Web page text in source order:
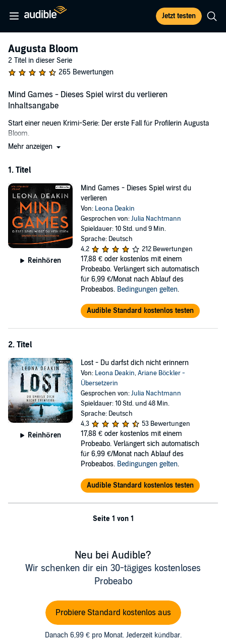
Jetzt testen
Augusta Bloom
2 Titel in dieser Serie
265 Bewertungen
Mind Games - Dieses Spiel wirst du verlieren
Inhaltsangabe
Start einer neuen Krimi-Serie: Der erste Fall für Profilerin Augusta
Bloom.
London: Vier Menschen erhalten anonym eine Geburtstagskarte mit
spielen?" Danach verschwinden sie spurlos. Da die Polizei die
Verschwundenen die Psychologin und Privatdetektivin Dr. Augusta
Bloom. Blooms Recherchen decken eine Gemeinsamkeit auf, die
alle betrifft - und die sie alle zu gefährlichen Menschen macht.
Offensichtlich nutzt der Täter das Gewaltpotential seiner Opfer. Und
versucht, auch Augusta Bloom in sein tödliches Spiel
miteinzubeziehen...
©2020 Goldmann Verlag (P)2020 der Hörverlag
Mehr anzeigen
1. Titel
Reinhören
Mind Games - Dieses Spiel wirst du
verlieren
Von: Leona Deakin
Gesprochen von:Julia Nachtmann
Spieldauer: 10 Std. und 9 Min.
Sprache: Deutsch
4,2
212 Bewertungen
17,88 € oder kostenlos mit einem
Probeabo. Verlängert sich automatisch
für 6,99 €/Monat nach Ablauf des
Probeabos. Bedingungen gelten.
Audible Standard kostenlos testen
2. Titel
Reinhören
Lost - Du darfst dich nicht erinnern
Von: Leona Deakin,Ariane Böckler -
Übersetzerin
Gesprochen von:Julia Nachtmann
Spieldauer: 10 Std. und 48 Min.
Sprache: Deutsch
4,3
53 Bewertungen
17,88 € oder kostenlos mit einem
Probeabo. Verlängert sich automatisch
für 6,99 €/Monat nach Ablauf des
Probeabos. Bedingungen gelten.
Audible Standard kostenlos testen
Seite 1 von 1
Neu bei Audible?
Wir schenken dir ein 30-tägiges kostenloses
Probeabo
Probiere Standard kostenlos aus
Danach 6,99 € pro Monat. Jederzeit kündbar.